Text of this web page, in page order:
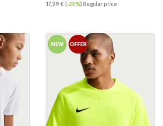
Regular price:
17,99 € (-20%) Regular price
NEW OFFER